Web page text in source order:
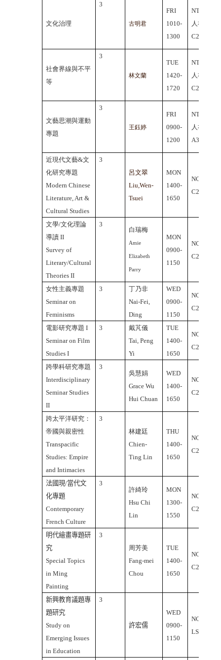
文化治理
3
古明君
FRI
1010-
1300
NTHU
人社院
C202
社會界線與不平
等
3
林文蘭
TUE
1420-
1720
NTHU
人社院
C202
文藝思潮與運動
專題
3
王鈺婷
FRI
0900-
1200
NTHU
人社院
A309
近現代文藝&文
化研究專題
Modern Chinese
Literature, Art &
Cultural Studies
3
呂文翠
Liu,Wen-
Tsuei
MON
1400-
1650
NCU
C2-441
文學/文化理論
導讀II
Survey of
Literary/Cultural
Theories II
3
白瑞梅
Amie
Elizabeth
Parry
MON
0900-
1150
NCU
C2-347
女性主義專題
Seminar on
Feminisms
3
丁乃非
Nai-Fei,
Ding
WED
0900-
1150
NCU
C2-347
電影研究專題 I
Seminar on Film
Studies I
3
戴芃儀
Tai, Peng
Yi
TUE
1400-
1650
NCU
C2-437
跨學科研究專題
Interdisciplinary
Seminar Studies
II
3
吳慧娟
Grace Wu
Hui Chuan
WED
1400-
1650
NCU
C2-437
跨太平洋研究：
帝國與親密性
Transpacific
Studies: Empire
and Intimacies
3
林建廷
Chien-
Ting Lin
THU
1400-
1650
NCU
C2-437
法國現/當代文
化專題
Contemporary
French Culture
3
許綺玲
Hsu Chi
Lin
MON
1300-
1550
NCU
C2-218
明代繪畫專題研
究
Special Topics
in Ming
Painting
3
周芳美
Fang-mei
Chou
TUE
1400-
1650
NCU
C2-206
新興教育議題專
題研究
Study on
Emerging Issues
in Education
3
許宏儒
WED
0900-
1150
NCU
LS-502